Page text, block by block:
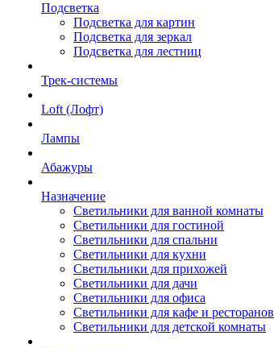
Подсветка
Подсветка для картин
Подсветка для зеркал
Подсветка для лестниц
Трек-системы
Loft (Лофт)
Лампы
Абажуры
Назначение
Светильники для ванной комнаты
Светильники для гостиной
Светильники для спальни
Светильники для кухни
Светильники для прихожей
Светильники для дачи
Светильники для офиса
Светильники для кафе и ресторанов
Светильники для детской комнаты